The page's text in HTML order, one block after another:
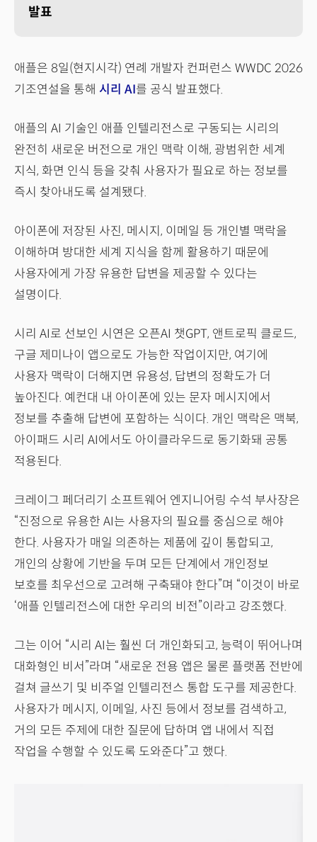
발표
애플은 8일(현지시각) 연례 개발자 컨퍼런스 WWDC 2026
기조연설을 통해 시리 AI를 공식 발표했다.
애플의 AI 기술인 애플 인텔리전스로 구동되는 시리의
완전히 새로운 버전으로 개인 맥락 이해, 광범위한 세계
지식, 화면 인식 등을 갖춰 사용자가 필요로 하는 정보를
즉시 찾아내도록 설계됐다.
아이폰에 저장된 사진, 메시지, 이메일 등 개인별 맥락을
이해하며 방대한 세계 지식을 함께 활용하기 때문에
사용자에게 가장 유용한 답변을 제공할 수 있다는
설명이다.
시리 AI로 선보인 시연은 오픈AI 챗GPT, 앤트로픽 클로드,
구글 제미나이 앱으로도 가능한 작업이지만, 여기에
사용자 맥락이 더해지면 유용성, 답변의 정확도가 더
높아진다. 예컨대 내 아이폰에 있는 문자 메시지에서
정보를 추출해 답변에 포함하는 식이다. 개인 맥락은 맥북,
아이패드 시리 AI에서도 아이클라우드로 동기화돼 공통
적용된다.
크레이그 페더리기 소프트웨어 엔지니어링 수석 부사장은
“진정으로 유용한 AI는 사용자의 필요를 중심으로 해야
한다. 사용자가 매일 의존하는 제품에 깊이 통합되고,
개인의 상황에 기반을 두며 모든 단계에서 개인정보
보호를 최우선으로 고려해 구축돼야 한다”며 “이것이 바로
‘애플 인텔리전스에 대한 우리의 비전”이라고 강조했다.
그는 이어 “시리 AI는 훨씬 더 개인화되고, 능력이 뛰어나며
대화형인 비서”라며 “새로운 전용 앱은 물론 플랫폼 전반에
걸쳐 글쓰기 및 비주얼 인텔리전스 통합 도구를 제공한다.
사용자가 메시지, 이메일, 사진 등에서 정보를 검색하고,
거의 모든 주제에 대한 질문에 답하며 앱 내에서 직접
작업을 수행할 수 있도록 도와준다”고 했다.